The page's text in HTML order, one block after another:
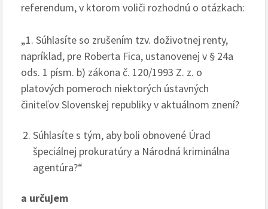
referendum, v ktorom voliči rozhodnú o otázkach:
„1. Súhlasíte so zrušením tzv. doživotnej renty,
napríklad, pre Roberta Fica, ustanovenej v § 24a
ods. 1 písm. b) zákona č. 120/1993 Z. z. o
platových pomeroch niektorých ústavných
činiteľov Slovenskej republiky v aktuálnom znení?
Súhlasíte s tým, aby boli obnovené Úrad
špeciálnej prokuratúry a Národná kriminálna
agentúra?“
a určujem